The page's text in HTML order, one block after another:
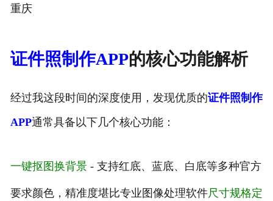
重庆
证件照制作APP的核心功能解析
经过我这段时间的深度使用，发现优质的证件照制作
APP通常具备以下几个核心功能：
一键抠图换背景- 支持红底、蓝底、白底等多种官方
要求颜色，精准度堪比专业图像处理软件尺寸规格定